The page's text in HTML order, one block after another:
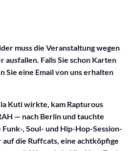
muss die Veranstaltung wegen
Falls Sie schon Karten
Sie eine Email von uns erhalten
Kuti wirkte, kam Rapturous
— nach Berlin und tauchte
, Soul- und Hip-Hop-Session-
die Ruffcats, eine achtköpfige